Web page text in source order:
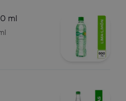
Limon 600 ml
ml